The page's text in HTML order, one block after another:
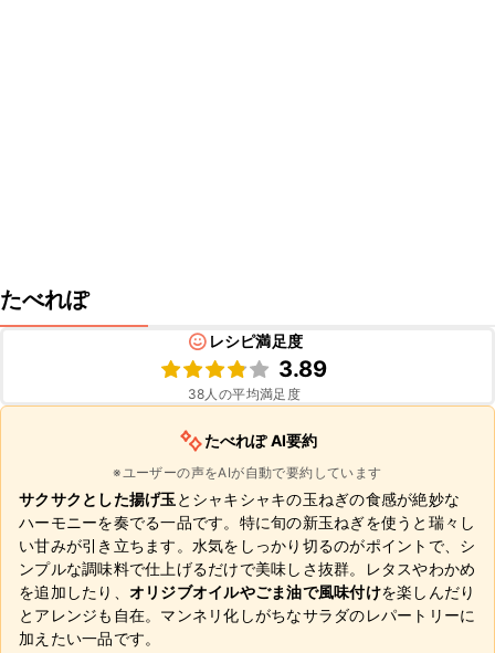
たべれぽ
レシピ満足度
3.89
38人の平均満足度
たべれぽ AI要約
※ユーザーの声をAIが自動で要約しています
サクサクとした揚げ玉 とシャキシャキの玉ねぎの食感が絶妙な
ハーモニーを奏でる一品です。特に旬の新玉ねぎを使うと瑞々し
い甘みが引き立ちます。水気をしっかり切るのがポイントで、シ
ンプルな調味料で仕上げるだけで美味しさ抜群。レタスやわかめ
を追加したり、 オリジブオイルやごま油で風味付けを楽しんだり
とアレンジも自在。マンネリ化しがちなサラダのレパートリーに
加えたい一品です。